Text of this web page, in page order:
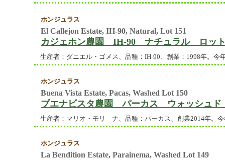
ホンジュラス
El Callejon Estate, IH-90, Natural, Lot 151
カジェホン農園 IH-90 ナチュラル ロット
生産者：ダニエル・ゴメス、品種：IH-90、創業：1998年。今
ホンジュラス
Buena Vista Estate, Pacas, Washed Lot 150
ブエナビスタ農園 パーカス ウォッシュ
生産者：マリオ・モリ―ナ、品種：パーカス、創業2014年。
ホンジュラス
La Bendition Estate, Parainema, Washed Lot 149